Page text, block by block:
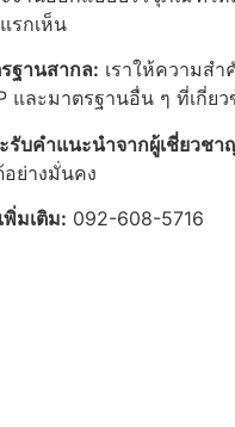
รกเห็น
ฐานสากล: เราให้ความส
และมาตรฐานอื่น ๆ ที่เ
รับคำแนะนำจากผู้เชี่ยวช
ย่างมั่นคง
มเติม: 092-608-5716